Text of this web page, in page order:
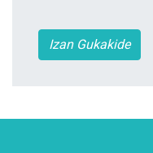
Izan Gukakide